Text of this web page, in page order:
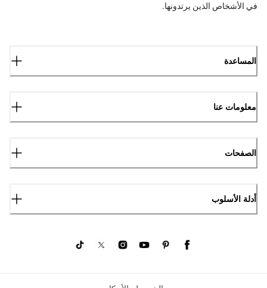
في الأشخاص الذين يرتدونها.
المساعدة
معلومات عنا
الصفحات
أدلة الأسلوب